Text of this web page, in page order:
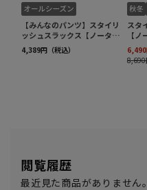
閲覧履歴
最近見た商品がありません。